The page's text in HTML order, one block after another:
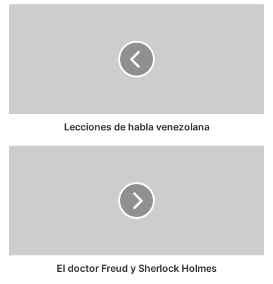
Lecciones de habla venezolana
El doctor Freud y Sherlock Holmes